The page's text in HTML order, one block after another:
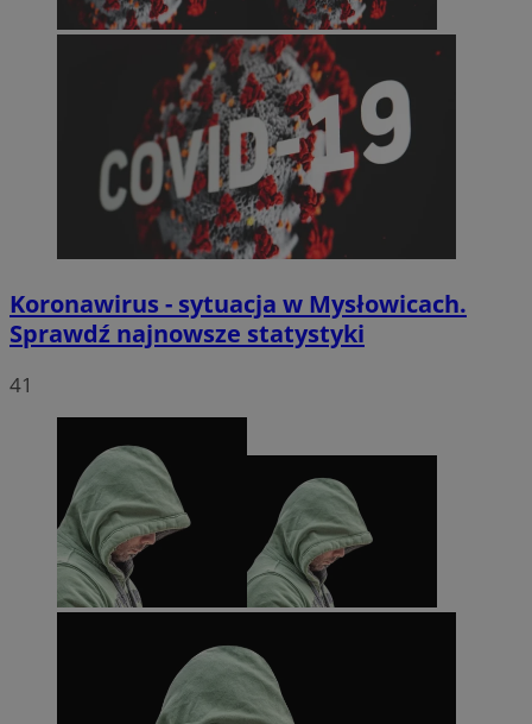
Koronawirus - sytuacja w Mysłowicach.
Sprawdź najnowsze statystyki
41